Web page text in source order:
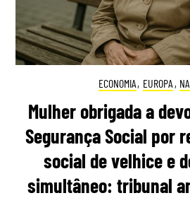
ECONOMIA, EUROPA ,
Mulher obrigada a
Segurança Social por
social de velhice e
simultâneo: tribunal